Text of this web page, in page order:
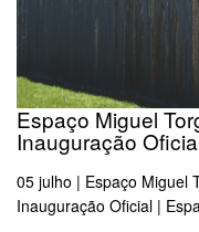
Espaço Miguel
Inauguração
05 julho | Espaço Miguel
Inauguração Oficial |